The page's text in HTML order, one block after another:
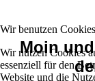
Moin
Wir benutzen Cookies
Wir nutzen Cookies
essenziell für den
Website und die